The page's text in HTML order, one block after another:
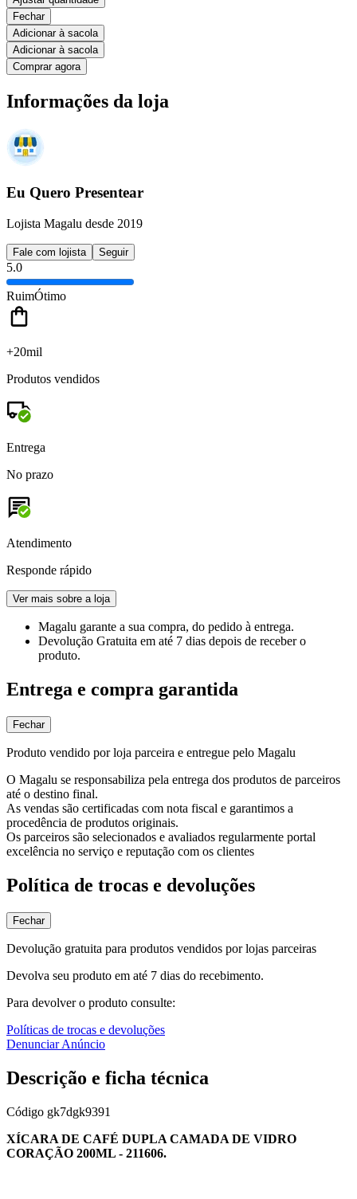
Fechar
Adicionar à sacola
Adicionar à sacola
Comprar agora
Informações da loja
Eu Quero Presentear
Lojista Magalu desde 2019
Fale com lojista Seguir
5.0
RuimÓtimo
+20mil
Produtos vendidos
Entrega
No prazo
Atendimento
Responde rápido
Ver mais sobre a loja
Magalu garante a sua compra, do pedido à entrega.
Devolução Gratuita em até 7 dias depois de receber o
produto.
Entrega e compra garantida
Fechar
Produto vendido por loja parceira e entregue pelo Magalu
O Magalu se responsabiliza pela entrega dos produtos de parceiros
até o destino final.
As vendas são certificadas com nota fiscal e garantimos a
procedência de produtos originais.
Os parceiros são selecionados e avaliados regularmente portal
excelência no serviço e reputação com os clientes
Política de trocas e devoluções
Fechar
Devolução gratuita para produtos vendidos por lojas parceiras
Devolva seu produto em até 7 dias do recebimento.
Para devolver o produto consulte:
Políticas de trocas e devoluções
Denunciar Anúncio
Descrição e ficha técnica
Código gk7dgk9391
XÍCARA DE CAFÉ DUPLA CAMADA DE VIDRO
CORAÇÃO 200ML - 211606.